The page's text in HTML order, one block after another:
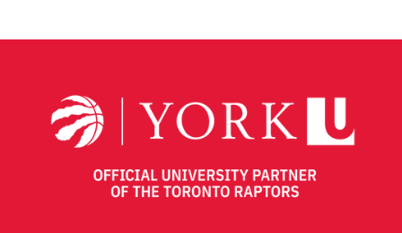
l’article